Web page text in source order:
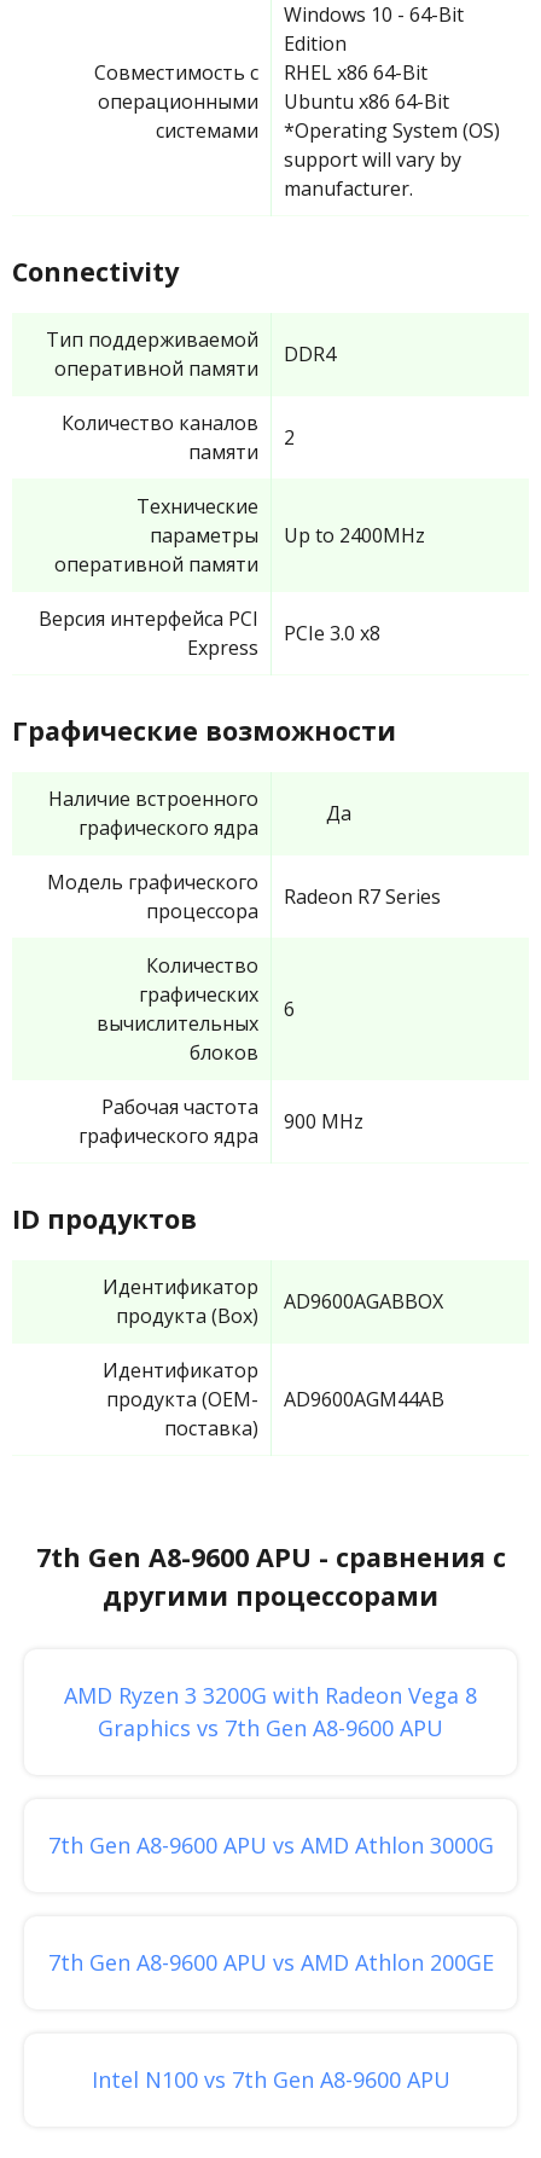
Совместимость с
операционными
системами
Windows 10 - 64-Bit
Edition
RHEL x86 64-Bit
Ubuntu x86 64-Bit
*Operating System (OS)
support will vary by
manufacturer.
Connectivity
Тип поддерживаемой
оперативной памяти
DDR4
Количество каналов
памяти
2
Технические
параметры
оперативной памяти
Up to 2400MHz
Версия интерфейса PCI
Express
PCIe 3.0 x8
Графические возможности
Наличие встроенного
графического ядра
Да
Модель графического
процессора
Radeon R7 Series
Количество
графических
вычислительных
блоков
6
Рабочая частота
графического ядра
900 MHz
ID продуктов
Идентификатор
продукта (Box)
AD9600AGABBOX
Идентификатор
продукта (OEM-
поставка)
AD9600AGM44AB
7th Gen A8-9600 APU - сравнения с
другими процессорами
AMD Ryzen 3 3200G with Radeon Vega 8
Graphics vs 7th Gen A8-9600 APU
7th Gen A8-9600 APU vs AMD Athlon 3000G
7th Gen A8-9600 APU vs AMD Athlon 200GE
Intel N100 vs 7th Gen A8-9600 APU